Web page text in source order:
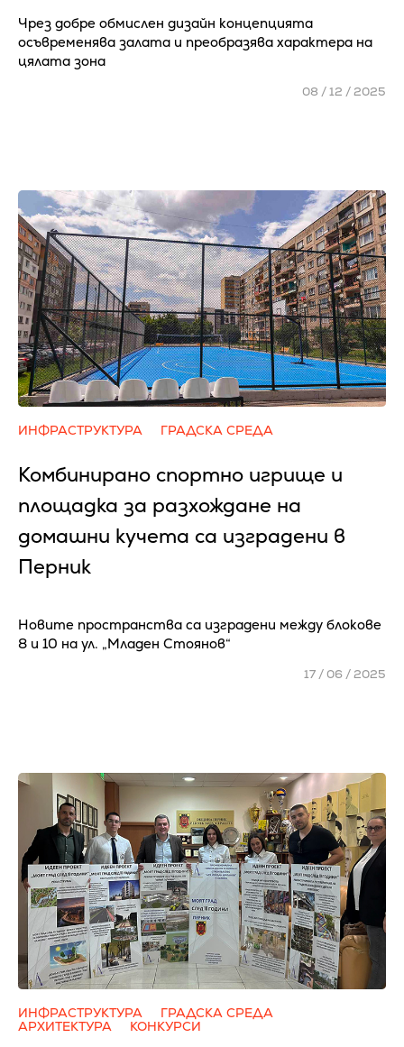
Чрез добре обмислен дизайн концепцията
осъвременява залата и преобразява характера на
цялата зона
08 / 12 / 2025
ИНФРАСТРУКТУРА ГРАДСКА СРЕДА
Комбинирано спортно игрище и
площадка за разхождане на
домашни кучета са изградени в
Перник
Новите пространства са изградени между блокове
8 и 10 на ул. „Младен Стоянов“
17 / 06 / 2025
ИНФРАСТРУКТУРА
ГРАДСКА СРЕДА
АРХИТЕКТУРА
КОНКУРСИ